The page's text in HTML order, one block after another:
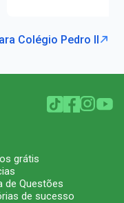
Colégio Pedro II
grátis
de Questões
de sucesso